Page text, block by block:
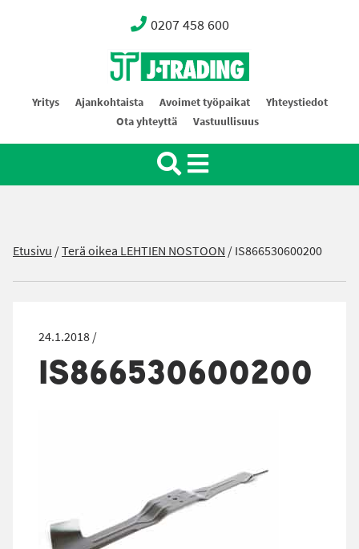
0207 458 600
Oy J-Trading Ab
Yritys Ajankohtaista Avoimet työpaikat
Yhteystiedot
Ota yhteyttä
Vastuullisuus
Etusivu /Terä oikea LEHTIEN NOSTOON /IS866530600200
24.1.2018 /
IS866530600200